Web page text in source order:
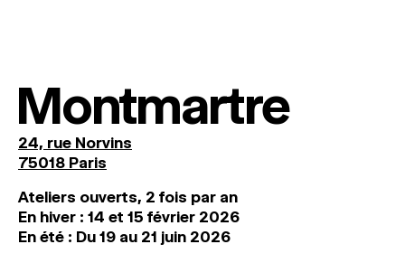
Montmartre
24, rue Norvins
75018 Paris
Ateliers ouverts, 2 fois par an
En hiver : 14 et 15 février 2026
En été : Du 19 au 21 juin 2026